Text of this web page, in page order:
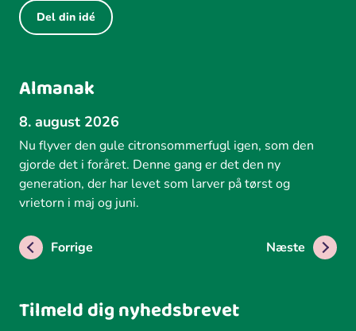
Del din idé
Almanak
8. august 2026
Nu flyver den gule citronsommerfugl igen, som den
gjorde det i foråret. Denne gang er det den ny
generation, der har levet som larver på tørst og
vrietorn i maj og juni.
Forrige Næste
Tilmeld dig nyhedsbrevet